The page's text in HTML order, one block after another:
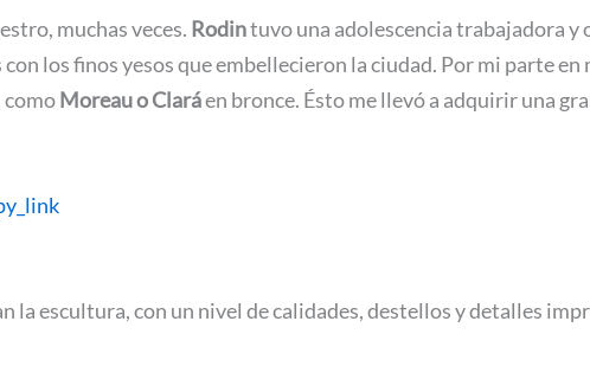
muchas veces. Rodintuvo una adolescencia trabajadora y
los finos yesos que embellecieron la ciudad. Por mi parte
comoMoreau o Claráen bronce. Ésto me llevó a adquirir una
la escultura, con un nivel de calidades, destellos y detalles